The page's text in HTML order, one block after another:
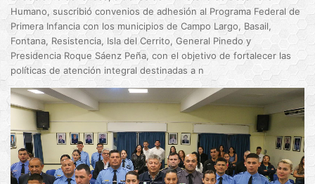
Humano, suscribió convenios de adhesión al Programa Federal de
Primera Infancia con los municipios de Campo Largo, Basail,
Fontana, Resistencia, Isla del Cerrito, General Pinedo y
Presidencia Roque Sáenz Peña, con el objetivo de fortalecer las
políticas de atención integral destinadas a n